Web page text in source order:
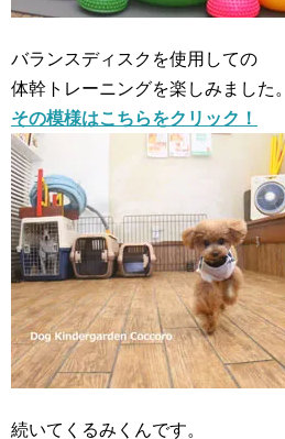
バランスディスクを使用しての
体幹トレーニングを楽しみました。
その模様はこちらをクリック！
続いてくるみくんです。